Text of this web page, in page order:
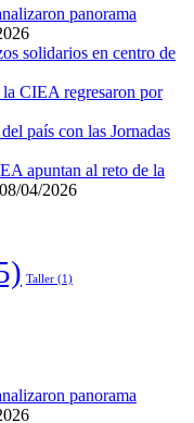
panorama
solidarios en centro de
la CIEA regresaron por
país con las Jornadas
apuntan al reto de la
08/04/2026
Taller (1)
panorama